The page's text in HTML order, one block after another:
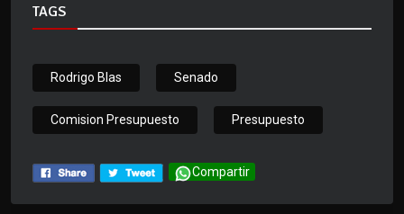
TAGS
Rodrigo Blas Senado
Comision Presupuesto Presupuesto
Compartir